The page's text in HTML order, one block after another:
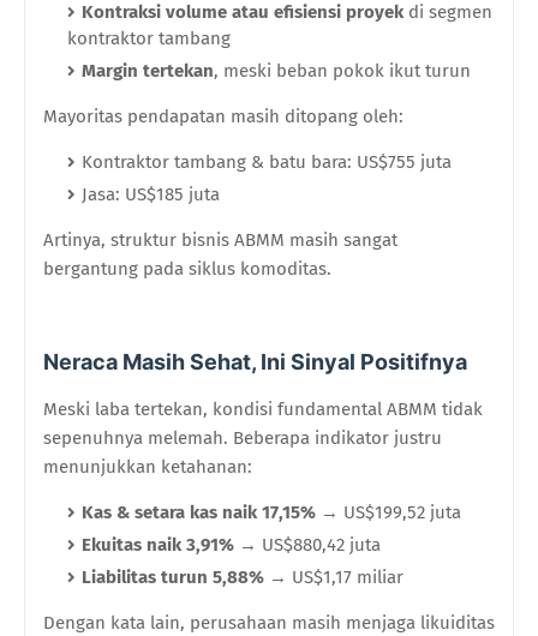
Kontraksi volume atau efisiensi proyek di segmen
kontraktor tambang
Margin tertekan, meski beban pokok ikut turun
Mayoritas pendapatan masih ditopang oleh:
Kontraktor tambang & batu bara: US$755 juta
Jasa: US$185 juta
Artinya, struktur bisnis ABMM masih sangat
bergantung pada siklus komoditas.
Neraca Masih Sehat, Ini Sinyal Positifnya
Meski laba tertekan, kondisi fundamental ABMM tidak
sepenuhnya melemah. Beberapa indikator justru
menunjukkan ketahanan:
Kas & setara kas naik 17,15% → US$199,52 juta
Ekuitas naik 3,91% → US$880,42 juta
Liabilitas turun 5,88% → US$1,17 miliar
Dengan kata lain, perusahaan masih menjaga likuiditas